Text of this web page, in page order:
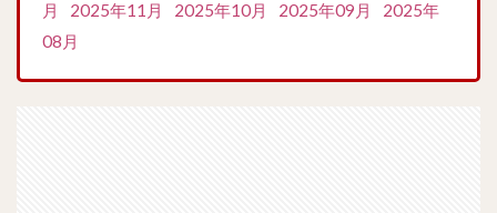
月
2025年11月 2025年10月 2025年09月
2025年
08月